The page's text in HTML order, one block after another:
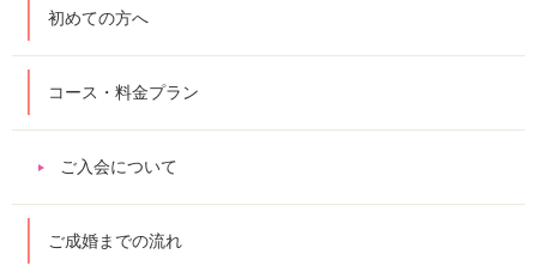
初めての方へ
コース・料金プラン
ご入会について
ご成婚までの流れ